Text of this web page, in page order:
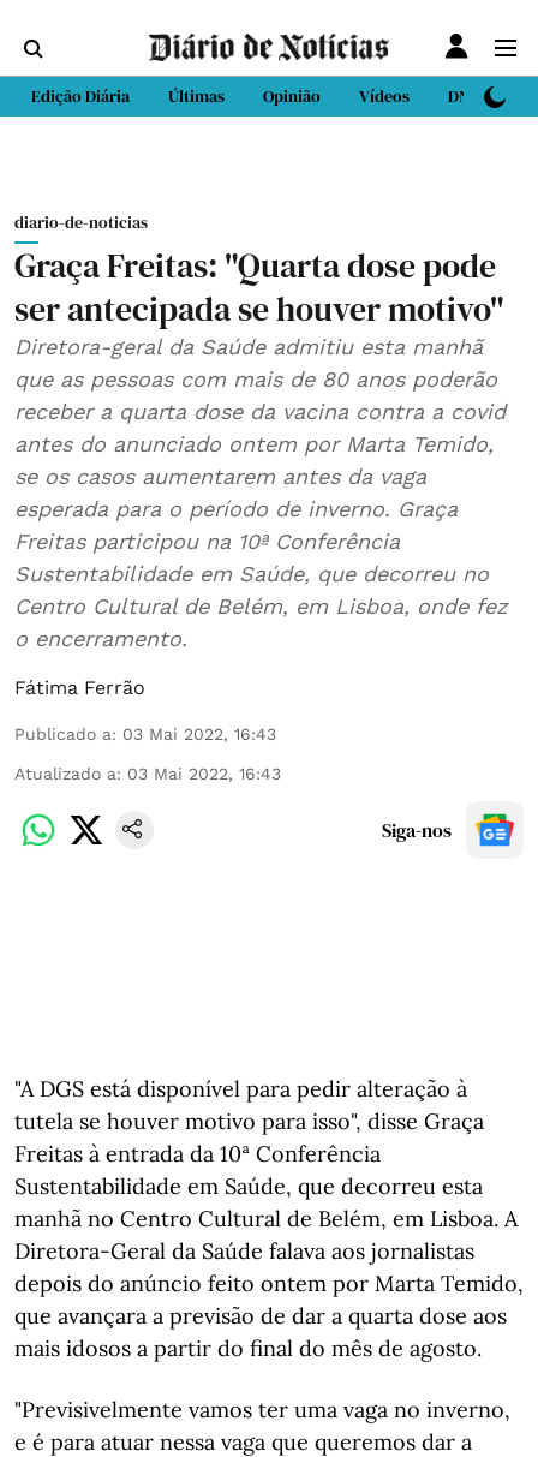
Edição Diária Últimas Opinião Vídeos DN Sport
diario-de-noticias
Graça Freitas: "Quarta dose pode
ser antecipada se houver motivo"
Diretora-geral da Saúde admitiu esta manhã
que as pessoas com mais de 80 anos poderão
receber a quarta dose da vacina contra a covid
antes do anunciado ontem por Marta Temido,
se os casos aumentarem antes da vaga
esperada para o período de inverno. Graça
Freitas participou na 10ª Conferência
Sustentabilidade em Saúde, que decorreu no
Centro Cultural de Belém, em Lisboa, onde fez
o encerramento.
Fátima Ferrão
Publicado a: 03 Mai 2022, 16:43
Atualizado a: 03 Mai 2022, 16:43
Siga-nos
"A DGS está disponível para pedir alteração à
tutela se houver motivo para isso", disse Graça
Freitas à entrada da 10ª Conferência
Sustentabilidade em Saúde, que decorreu esta
manhã no Centro Cultural de Belém, em Lisboa. A
Diretora-Geral da Saúde falava aos jornalistas
depois do anúncio feito ontem por Marta Temido,
que avançara a previsão de dar a quarta dose aos
mais idosos a partir do final do mês de agosto.
"Previsivelmente vamos ter uma vaga no inverno,
e é para atuar nessa vaga que queremos dar a